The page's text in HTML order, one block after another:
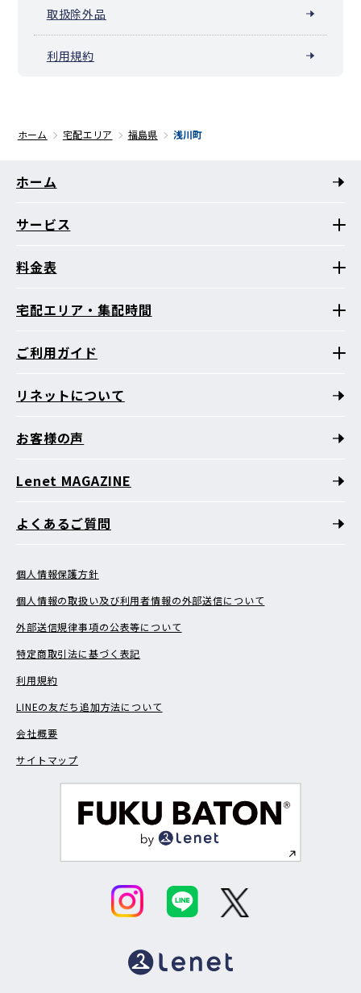
取扱除外品
利用規約
ホーム 宅配エリア 福島県 浅川町
ホーム
サービス
料金表
宅配エリア・集配時間
ご利用ガイド
リネットについて
お客様の声
Lenet MAGAZINE
よくあるご質問
個人情報保護方針
個人情報の取扱い及び利用者情報の外部送信について
外部送信規律事項の公表等について
特定商取引法に基づく表記
利用規約
LINEの友だち追加方法について
会社概要
サイトマップ